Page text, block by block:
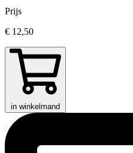
Prijs
€ 12,50
in winkelmand